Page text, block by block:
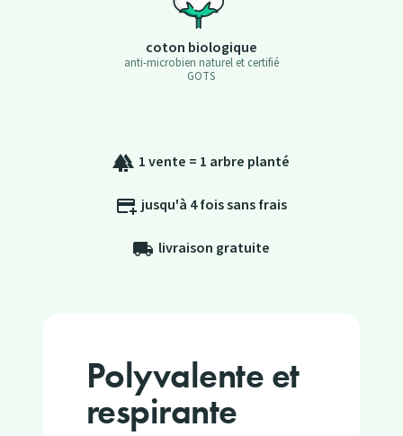
coton biologique
anti-microbien naturel et certifié
GOTS
forest 1 vente = 1 arbre planté
add_card jusqu'à 4 fois sans frais
local_shipping livraison gratuite
Polyvalente et
respirante